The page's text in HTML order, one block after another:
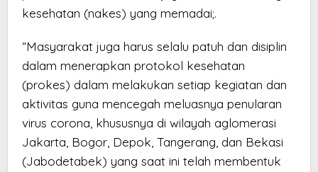
kesehatan (nakes) yang memadai;.
“Masyarakat juga harus selalu patuh dan disiplin
dalam menerapkan protokol kesehatan
(prokes) dalam melakukan setiap kegiatan dan
aktivitas guna mencegah meluasnya penularan
virus corona, khususnya di wilayah aglomerasi
Jakarta, Bogor, Depok, Tangerang, dan Bekasi
(Jabodetabek) yang saat ini telah membentuk